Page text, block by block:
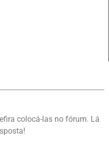
colocá-las no fórum. Lá